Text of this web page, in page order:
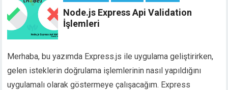
Node.js Express Api Validation
İşlemleri
Merhaba, bu yazımda Express.js ile uygulama geliştirirken,
gelen isteklerin doğrulama işlemlerinin nasıl yapıldığını
uygulamalı olarak göstermeye çalışacağım. Express